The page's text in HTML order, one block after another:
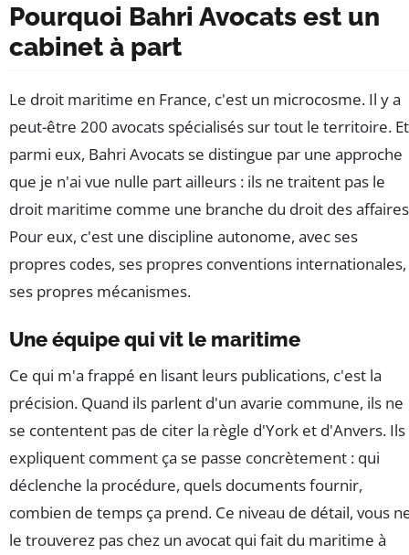
Pourquoi Bahri Avocats est un
cabinet à part
Le droit maritime en France, c'est un microcosme. Il y a
peut-être 200 avocats spécialisés sur tout le territoire. Et
parmi eux, Bahri Avocats se distingue par une approche
que je n'ai vue nulle part ailleurs : ils ne traitent pas le
droit maritime comme une branche du droit des
Pour eux, c'est une discipline autonome, avec ses
propres codes, ses propres conventions internationales,
ses propres mécanismes.
Une équipe qui vit le maritime
Ce qui m'a frappé en lisant leurs publications, c'est la
précision. Quand ils parlent d'un avarie commune, ils ne
se contentent pas de citer la règle d'York et d'Anvers. Ils
expliquent comment ça se passe concrètement : qui
déclenche la procédure, quels documents fournir,
combien de temps ça prend. Ce niveau de détail, vous
le trouverez pas chez un avocat qui fait du maritime à